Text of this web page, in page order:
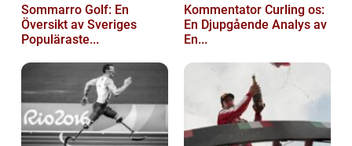
Sommarro Golf: En
Översikt av Sveriges
Populäraste...
Kommentator Curling os:
En Djupgående Analys av
En...